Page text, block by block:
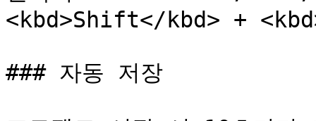
<kbd>Shift</kbd> +
### 자동 저장